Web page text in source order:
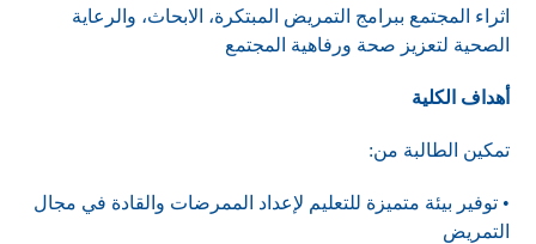
اثراء المجتمع ببرامج التمريض المبتكرة، الابحاث، والرعاية
الصحية لتعزيز صحة ورفاهية المجتمع
أهداف الكلية
تمكين الطالبة من:
• توفير بيئة متميزة للتعليم لإعداد الممرضات والقادة في مجال
التمريض